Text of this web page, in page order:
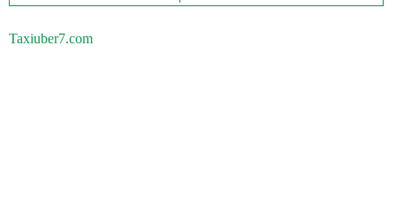
Taxiuber7.com